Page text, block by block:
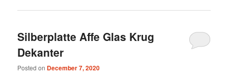
Silberplatte Affe Glas Krug
Dekanter
Posted on December 7, 2020